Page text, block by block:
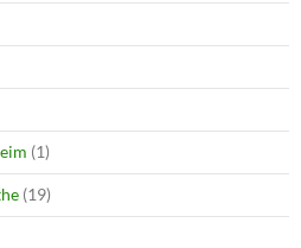
(1)
(19)